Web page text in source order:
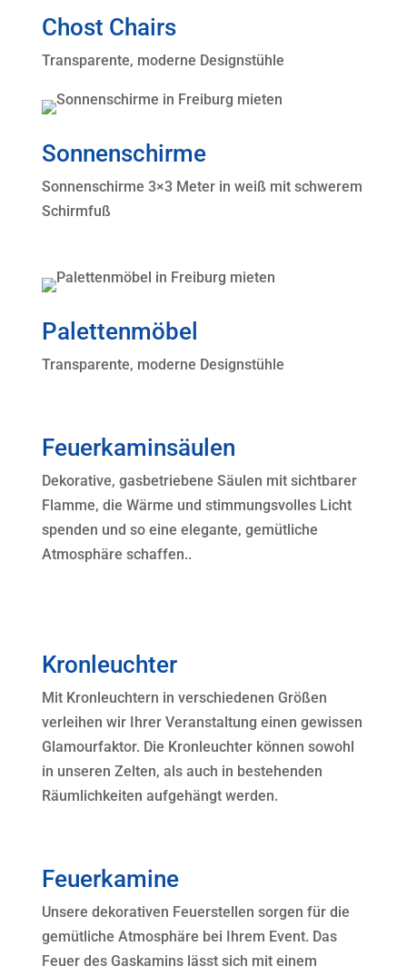
Chost Chairs
Transparente, moderne Designstühle
Sonnenschirme
Sonnenschirme 3×3 Meter in weiß mit schwerem
Schirmfuß
Palettenmöbel
Transparente, moderne Designstühle
Feuerkaminsäulen
Dekorative, gasbetriebene Säulen mit sichtbarer
Flamme, die Wärme und stimmungsvolles Licht
spenden und so eine elegante, gemütliche
Atmosphäre schaffen..
Mit Kronleuchtern in verschiedenen Größen
verleihen wir Ihrer Veranstaltung einen gewissen
Glamourfaktor. Die Kronleuchter können sowohl
in unseren Zelten, als auch in bestehenden
Feuerkamine
Unsere dekorativen Feuerstellen sorgen für die
gemütliche Atmosphäre bei Ihrem Event. Das